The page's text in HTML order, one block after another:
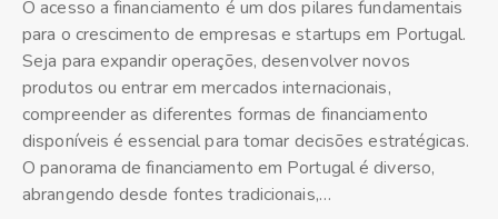
O acesso a financiamento é um dos pilares fundamentais
para o crescimento de empresas e startups em Portugal.
Seja para expandir operações, desenvolver novos
produtos ou entrar em mercados internacionais,
compreender as diferentes formas de financiamento
disponíveis é essencial para tomar decisões estratégicas.
O panorama de financiamento em Portugal é diverso,
abrangendo desde fontes tradicionais,…